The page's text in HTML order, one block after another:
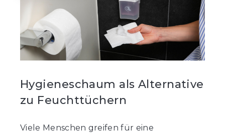
Hygieneschaum als Alternative
zu Feuchttüchern
Viele Menschen greifen für eine